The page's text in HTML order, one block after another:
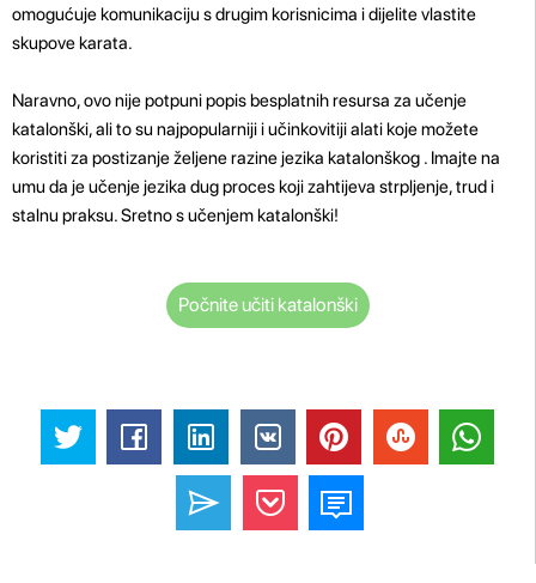
omogućuje komunikaciju s drugim korisnicima i dijelite vlastite
skupove karata.
Naravno, ovo nije potpuni popis besplatnih resursa za učenje
katalonški, ali to su najpopularniji i učinkovitiji alati koje možete
koristiti za postizanje željene razine jezika katalonškog . Imajte na
umu da je učenje jezika dug proces koji zahtijeva strpljenje, trud i
stalnu praksu. Sretno s učenjem katalonški!
Počnite učiti katalonški